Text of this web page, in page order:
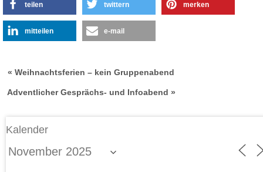
teilen twittern merken
mitteilen e-mail
« Weihnachtsferien – kein Gruppenabend
Adventlicher Gesprächs- und Infoabend »
Kalender